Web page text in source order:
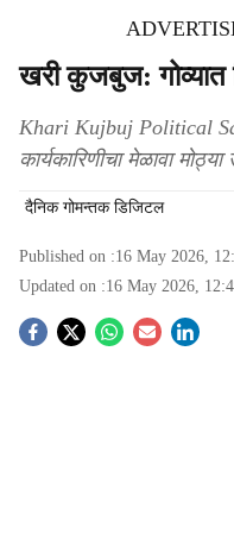
खरी कुजबुज: गोव्यात
Khari Kujbuj Political
कार्यकारिणीचा मेळावा
दैनिक गोमन्तक डिजिटल
Published on :16 May 2026,
Updated on :16 May 2026,
S